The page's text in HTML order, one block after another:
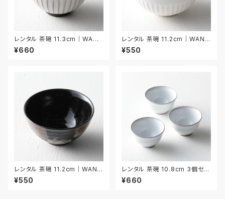
レンタル 茶碗 11.3cm｜WAN0
35
¥660
レンタル 茶碗 11.2cm｜WAN0
36
¥550
レンタル 茶碗 11.2cm｜WAN0
37
¥550
レンタル 茶碗 10.8cm 3個セッ
ト｜WAN038
¥660